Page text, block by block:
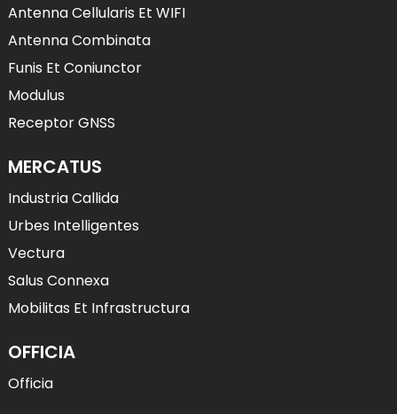
Antenna Cellularis Et WIFI
Antenna Combinata
Funis Et Coniunctor
Modulus
Receptor GNSS
MERCATUS
Industria Callida
Urbes Intelligentes
Vectura
Salus Connexa
Mobilitas Et Infrastructura
OFFICIA
Officia